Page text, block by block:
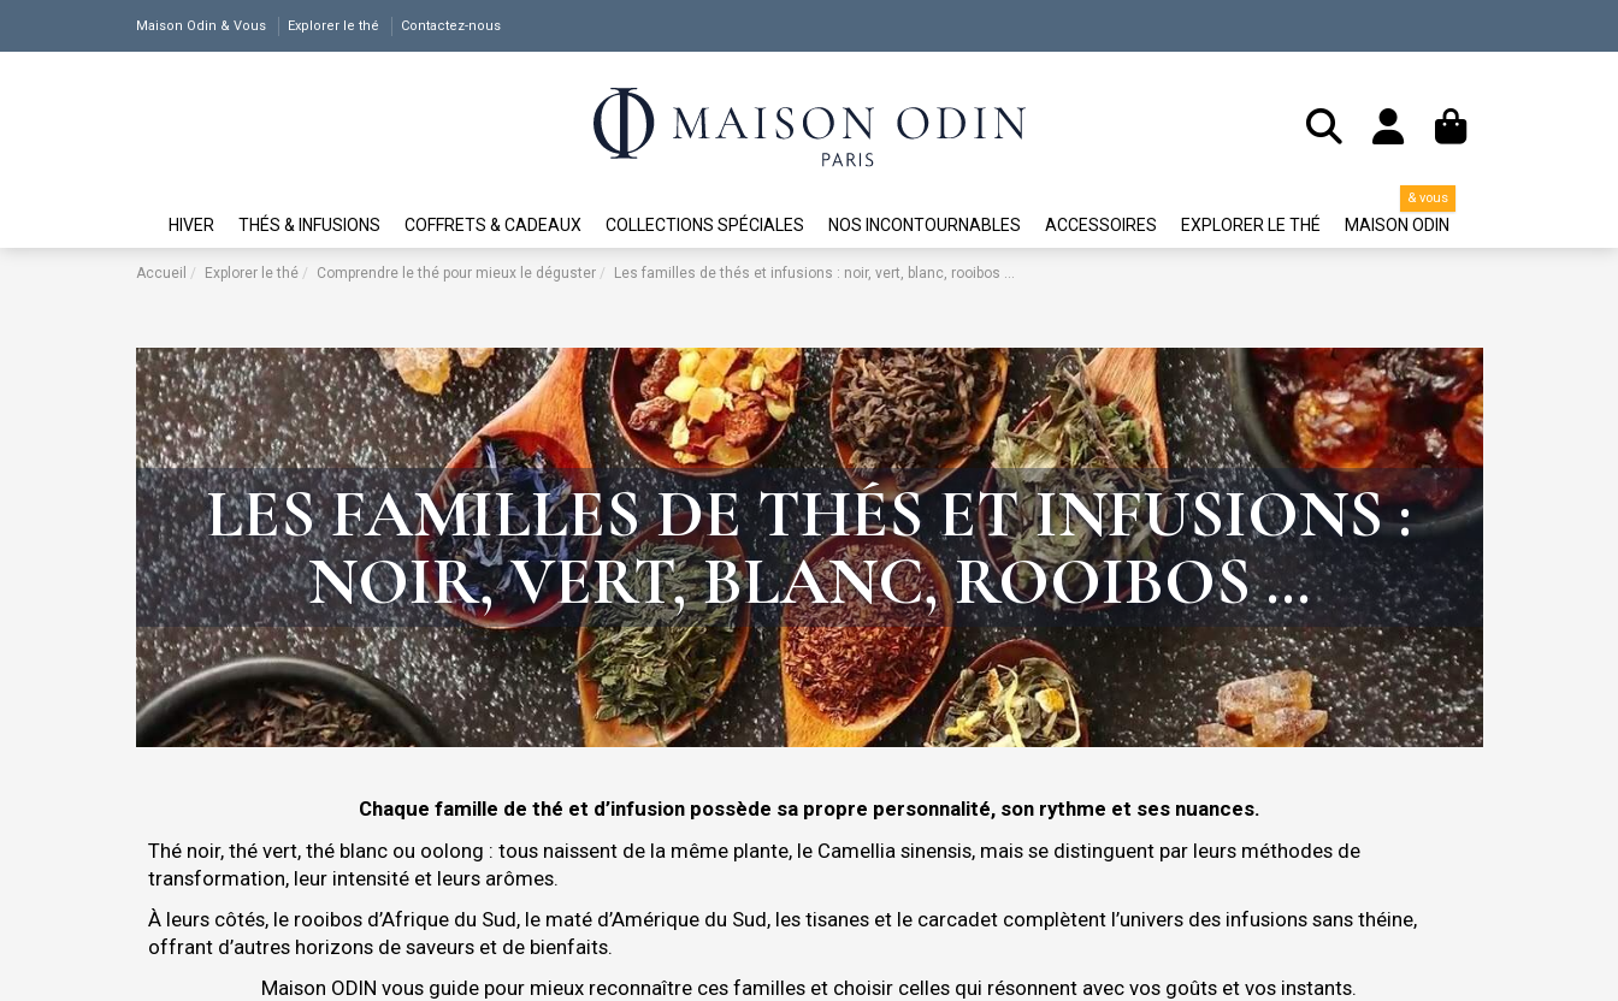
Maison Odin & Vous Explorer le thé Contactez-nous
HIVER THÉS & INFUSIONS COFFRETS & CADEAUX COLLECTIONS SPÉCIALES NOS INCONTOURNABLES ACCESSOIRES EXPLORER LE THÉ MAISON ODIN
& vous
Accueil Explorer le thé Comprendre le thé pour mieux le déguster Les familles de thés et infusions : noir, vert, blanc, rooibos …
LES FAMILLES DE THÉS ET INFUSIONS :
NOIR, VERT, BLANC, ROOIBOS …
Chaque famille de thé et d’infusion possède sa propre personnalité, son rythme et ses nuances.
Thé noir, thé vert, thé blanc ou oolong : tous naissent de la même plante, le Camellia sinensis, mais se distinguent par leurs méthodes de
transformation, leur intensité et leurs arômes.
À leurs côtés, le rooibos d’Afrique du Sud, le maté d’Amérique du Sud, les tisanes et le carcadet complètent l’univers des infusions sans théine,
offrant d’autres horizons de saveurs et de bienfaits.
Maison ODIN vous guide pour mieux reconnaître ces familles et choisir celles qui résonnent avec vos goûts et vos instants.